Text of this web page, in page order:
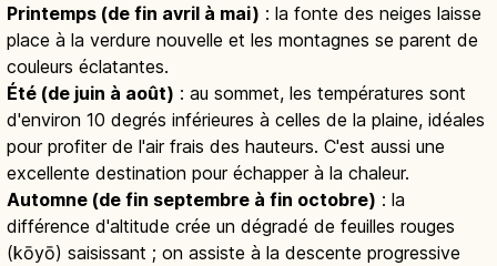
Printemps (de fin avril à mai) : la fonte des neiges laisse
place à la verdure nouvelle et les montagnes se parent de
couleurs éclatantes.
Été (de juin à août) : au sommet, les températures sont
d'environ 10 degrés inférieures à celles de la plaine, idéales
pour profiter de l'air frais des hauteurs. C'est aussi une
excellente destination pour échapper à la chaleur.
Automne (de fin septembre à fin octobre) : la
différence d'altitude crée un dégradé de feuilles rouges
(kōyō) saisissant ; on assiste à la descente progressive